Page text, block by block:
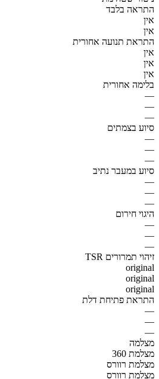
התראה בלבד
אין
אין
התראת תנועה אחורית
אין
אין
אין
בלימה אחורית
—
—
—
סיוע בצמתים
—
—
—
סיוע במעבר נתיב
—
—
—
היגוי חירום
—
—
—
זיהוי תמרורים TSR
original
original
original
התראת פתיחת דלת
—
—
—
מצלמה
מצלמת 360
מצלמת רוורס
מצלמת רוורס